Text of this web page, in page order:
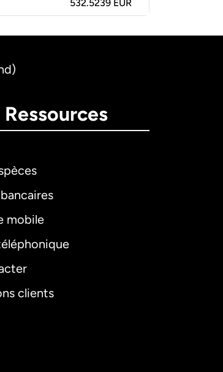
532.5239 EUR
mobile
clients